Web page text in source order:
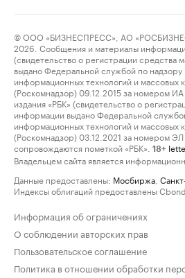
© ООО «БИЗНЕСПРЕСС», АО
2026. Сообщения и материалы
(свидетельство о регистрации средства
выдано Федеральной службой по надзору
информационных технологий и массовых
(Роскомнадзор) 09.12.2015 за номером
издания «РБК» (свидетельство о
информации выдано Федеральной
информационных технологий и массовых
(Роскомнадзор) 03.12.2021 за номером
сопровождаются пометкой «РБК».
18+
Владельцем сайта является
Данные предоставлены: Мосбиржа
Индексы облигаций предоставлены
Информация об ограничениях
О соблюдении авторских прав
Пользовательское соглашение
Политика в отношении обработки